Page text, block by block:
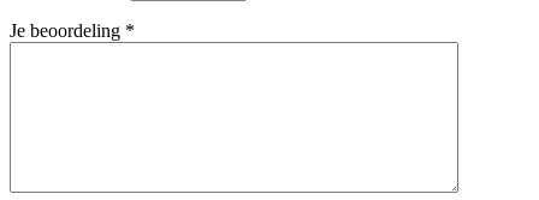
Je beoordeling *